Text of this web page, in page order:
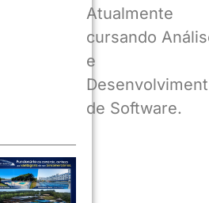
Atualmente
cursando
e
de Software.